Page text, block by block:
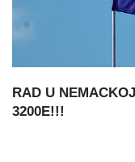
RAD U
3200E!!!